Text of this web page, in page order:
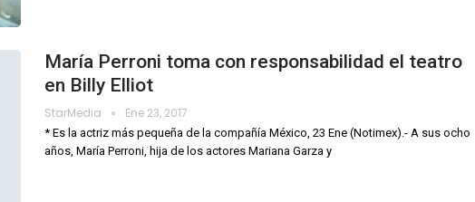
María Perroni toma con responsabilidad el teatro
en Billy Elliot
StarMedia Ene 23, 2017
* Es la actriz más pequeña de la compañía México, 23 Ene (Notimex).- A sus ocho
años, María Perroni, hija de los actores Mariana Garza y